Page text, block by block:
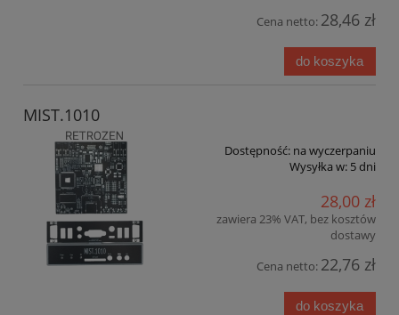
Cena netto: 28,46 zł
do koszyka
MIST.1010
Dostępność: na wyczerpaniu
Wysyłka w: 5 dni
28,00 zł
zawiera 23% VAT, bez kosztów
dostawy
Cena netto: 22,76 zł
do koszyka